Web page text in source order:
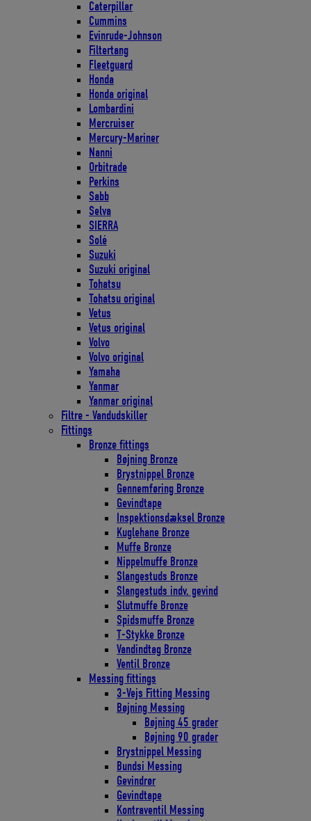
Caterpillar
Cummins
Evinrude-Johnson
Filtertang
Fleetguard
Honda
Honda original
Lombardini
Mercruiser
Mercury-Mariner
Nanni
Orbitrade
Perkins
Sabb
Selva
SIERRA
Solé
Suzuki
Suzuki original
Tohatsu
Tohatsu original
Vetus
Vetus original
Volvo
Volvo original
Yamaha
Yanmar
Yanmar original
Filtre - Vandudskiller
Fittings
Bronze fittings
Bøjning Bronze
Brystnippel Bronze
Gennemføring Bronze
Gevindtape
Inspektionsdæksel Bronze
Kuglehane Bronze
Muffe Bronze
Nippelmuffe Bronze
Slangestuds Bronze
Slangestuds indv. gevind
Slutmuffe Bronze
Spidsmuffe Bronze
T-Stykke Bronze
Vandindtag Bronze
Ventil Bronze
Messing fittings
3-Vejs Fitting Messing
Bøjning Messing
Bøjning 45 grader
Bøjning 90 grader
Brystnippel Messing
Bundsi Messing
Gevindrør
Gevindtape
Kontraventil Messing